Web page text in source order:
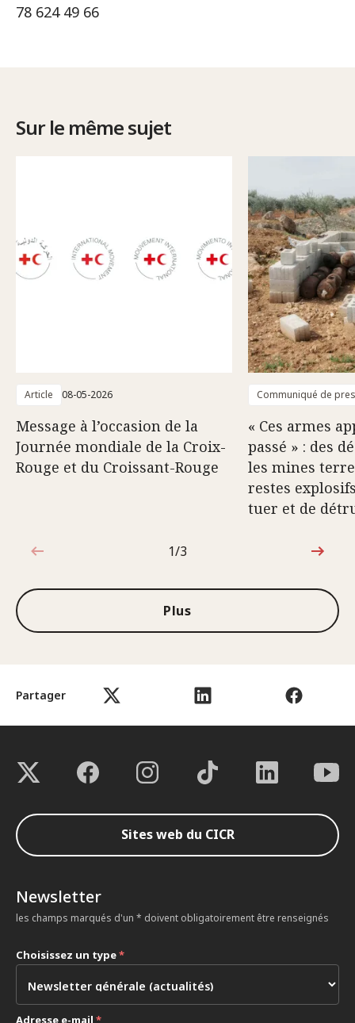
Partager
78 624 49 66
Sur le même sujet
Article 08-05-2026
Message à l’occasion de la
Journée mondiale de la Croix-
Rouge et du Croissant-Rouge
Communiqué de
« Ces armes
passé » : des
les mines
restes
tuer et de
1sur3
1/3
Plus
Sites web du CICR
Newsletter
les champs marqués d'un * doivent obligatoirement être renseignés
Choisissez un type*
Adresse e-mail *